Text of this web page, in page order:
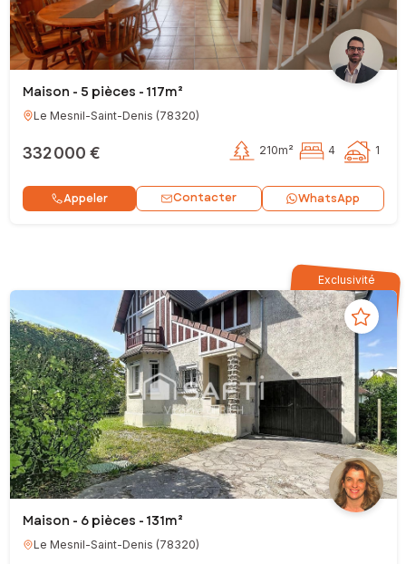
Maison - 5 pièces - 117m²
Le Mesnil-Saint-Denis (78320)
332 000 € 210m² 4 1
Appeler Contacter WhatsApp
Exclusivité
Maison - 6 pièces - 131m²
Le Mesnil-Saint-Denis (78320)